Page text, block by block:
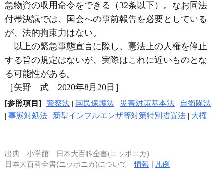
急物資の収用命令をできる（32条以下）。なお同法
付帯決議では、国会への事前報告を必要としている
が、法的拘束力はない。
以上の緊急事態宣言に際し、憲法上の人権を停止
する旨の規定はないが、実際はこれに近いものとな
る可能性がある。
［矢野 武 2020年8月20日］
[参照項目] | 警察法 | 国民保護法 | 災害対策基本法 | 自衛隊法
| 事態対処法 | 新型インフルエンザ等対策特別措置法 | 大権
出典 小学館 日本大百科全書(ニッポニカ)
日本大百科全書(ニッポニカ)について情報 | 凡例